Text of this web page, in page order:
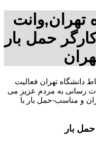
تهران,وانت
حمل بار
دانشگاه تهران فعالیت
رسانی به مردم عزیز می
و مناسب-حمل بار با
بار